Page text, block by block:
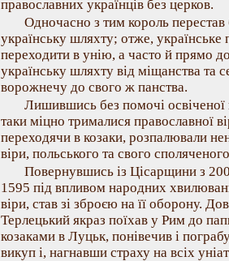
православних українців без церков.
Одночасно з тим король
українську шляхту; отже,
переходити в унію, а часто й прямо
українську шляхту від міщанства та
ворожнечу до свого ж панства.
Лишившись без помочі освіченої
таки міцно трималися православної
переходячи в козаки, розпалювали
віри, польського та свого
Повернувшись із Цісарщини з
1595 під впливом народних
віри, став зі зброєю на її оборону.
Терлецький якраз поїхав у Рим до
козаками в Луцьк, понівечив і
викуп і, нагнавши страху на всіх